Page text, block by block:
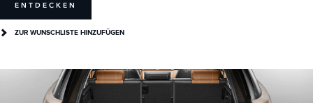
ENTDECKEN
ZUR WUNSCHLISTE HINZUFÜGEN